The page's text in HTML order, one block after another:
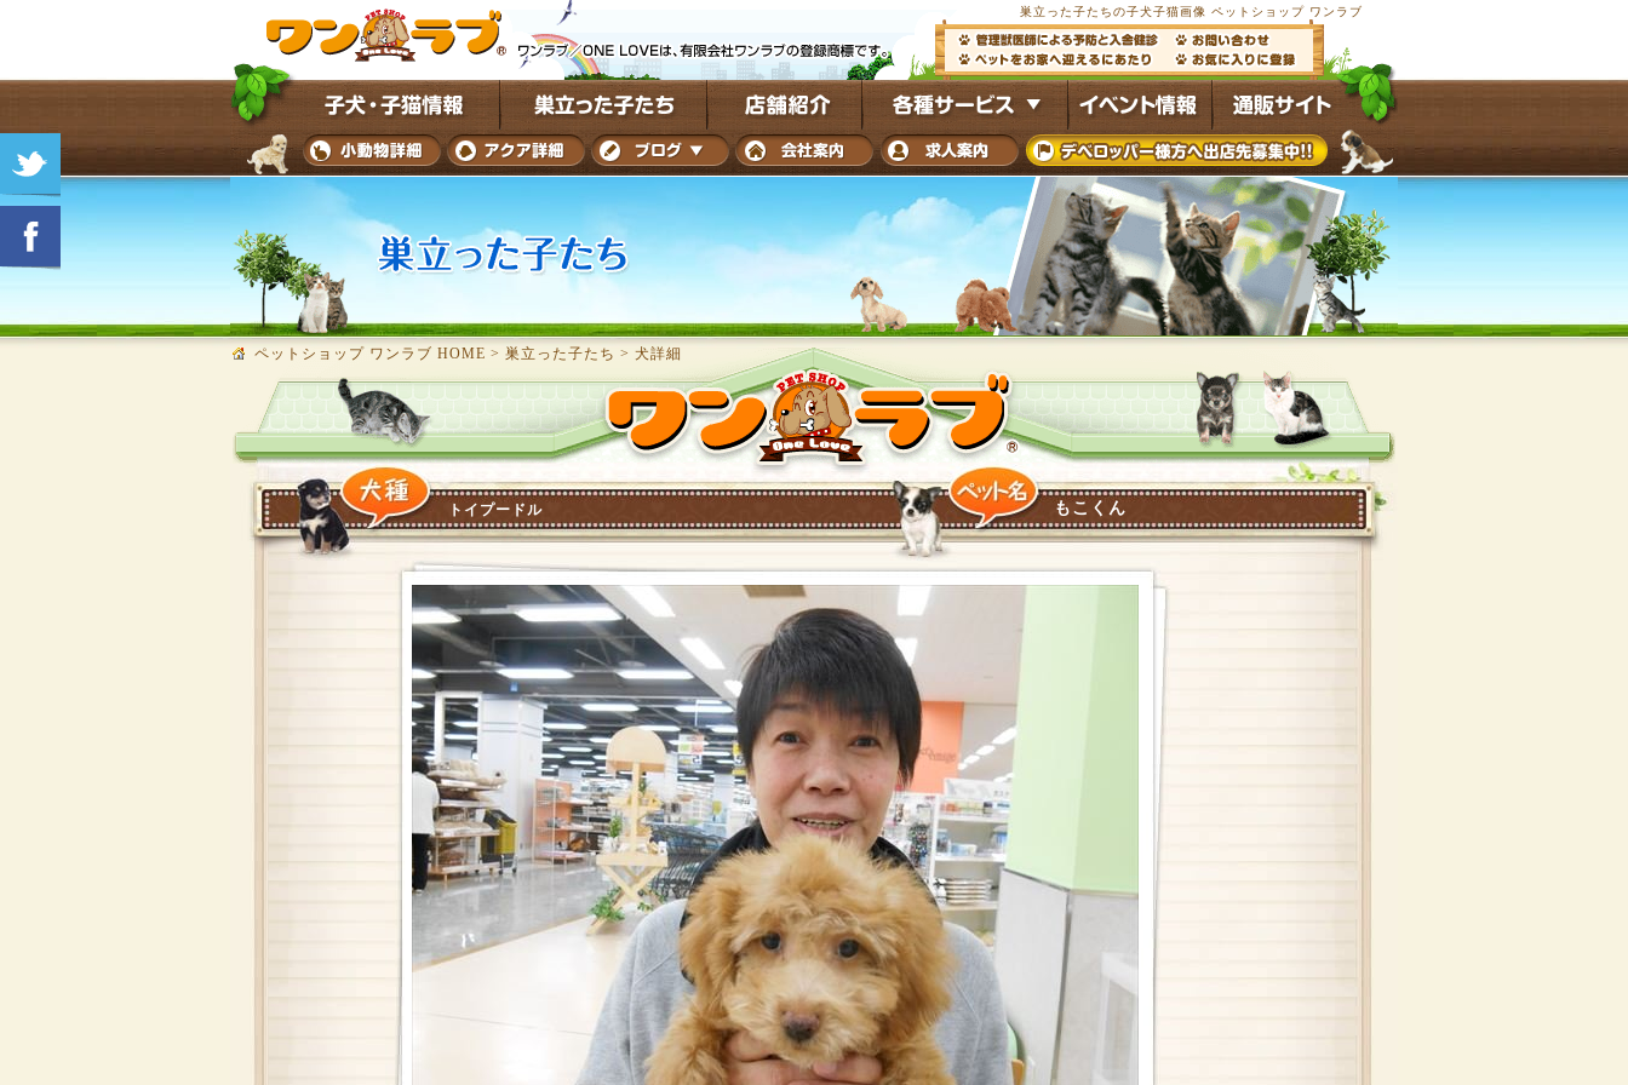
巣立った子たちの子犬子猫画像 ペットショップ ワンラブ
ペットショップ ワンラブ HOME > 巣立った子たち > 犬詳細
トイプードル もこくん